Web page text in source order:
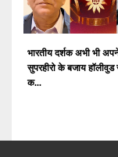
भारतीय दर्शक अभी भी
सुपरहीरो के बजाय हॉलीवुड
क...